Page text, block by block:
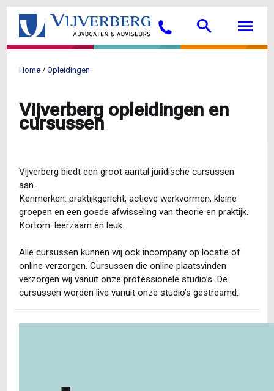
Overslaan
de
gaan
Bellen Search
Home Opleidingen
Vijverberg opleidingen en
cursussen
Vijverberg biedt een groot aantal juridische cursussen
aan.
Kenmerken: praktijkgericht, actieve werkvormen, kleine
groepen en een goede afwisseling van theorie en praktijk.
Kortom: leerzaam én leuk.
Alle cursussen kunnen wij ook incompany op locatie of
online verzorgen. Cursussen die online plaatsvinden
verzorgen wij vanuit onze professionele studio’s. De
cursussen worden live vanuit onze studio’s gestreamd.